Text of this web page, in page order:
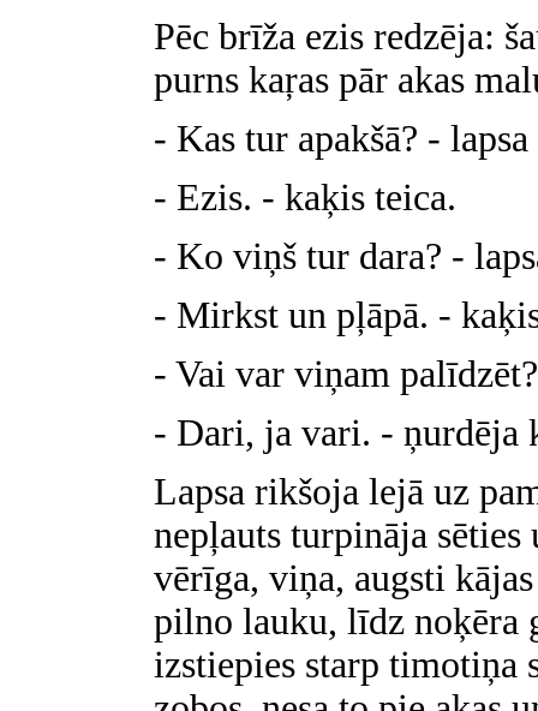
Pēc brīža ezis redzēja:
purns kaŗas pār akas
- Kas tur apakšā? -
- Ezis. - kaķis teica.
- Ko viņš tur dara? -
- Mirkst un pļāpā. -
- Vai var viņam
- Dari, ja vari. - ņurdēja
Lapsa rikšoja lejā uz
nepļauts turpināja
vērīga, viņa, augsti
pilno lauku, līdz noķēra
izstiepies starp timotiņa